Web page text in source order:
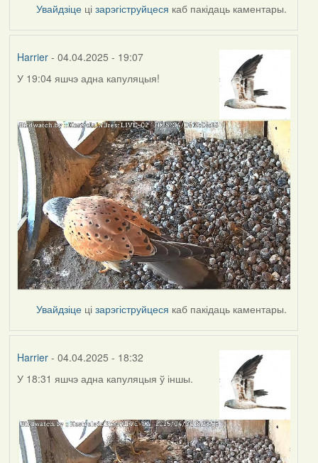
Увайдзіце цізарэгіструйцеся каб пакідаць каментары.
Harrier- 04.04.2025 - 19:07
У 19:04 яшчэ адна капуляцыя!
Увайдзіце цізарэгіструйцеся каб пакідаць каментары.
Harrier- 04.04.2025 - 18:32
У 18:31 яшчэ адна капуляцыя ў іншы.